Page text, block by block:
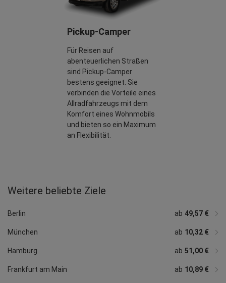
Pickup-Camper
Für Reisen auf
abenteuerlichen Straßen
sind Pickup-Camper
bestens geeignet. Sie
verbinden die Vorteile eines
Allradfahrzeugs mit dem
Komfort eines Wohnmobils
und bieten so ein Maximum
an Flexibilität.
Weitere beliebte Ziele
Berlin ab 49,57 €
München ab 10,32 €
Hamburg ab 51,00 €
Frankfurt am Main ab 10,89 €
Düsseldorf
Hannover
Nürnberg
Bremen
Leipzig
Dresden
Dortmund
Essen
Bonn
Darmstadt
Heidelberg
Rostock
Osnabrück
Hahn
Memmingen